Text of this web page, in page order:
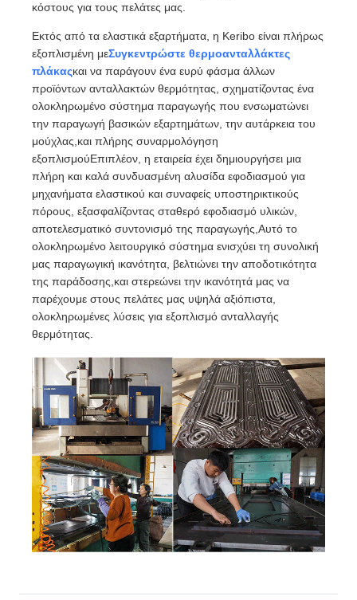
κόστους για τους πελάτες μας.
Εκτός από τα ελαστικά εξαρτήματα, η Keribo είναι πλήρως
εξοπλισμένη μεΣυγκεντρώστε θερμοανταλλάκτες
πλάκαςκαι να παράγουν ένα ευρύ φάσμα άλλων
προϊόντων ανταλλακτών θερμότητας, σχηματίζοντας ένα
ολοκληρωμένο σύστημα παραγωγής που ενσωματώνει
την παραγωγή βασικών εξαρτημάτων, την αυτάρκεια του
μούχλας,και πλήρης συναρμολόγηση
εξοπλισμούΕπιπλέον, η εταιρεία έχει δημιουργήσει μια
πλήρη και καλά συνδυασμένη αλυσίδα εφοδιασμού για
μηχανήματα ελαστικού και συναφείς υποστηρικτικούς
πόρους, εξασφαλίζοντας σταθερό εφοδιασμό υλικών,
αποτελεσματικό συντονισμό της παραγωγής,Αυτό το
ολοκληρωμένο λειτουργικό σύστημα ενισχύει τη συνολική
μας παραγωγική ικανότητα, βελτιώνει την αποδοτικότητα
της παράδοσης,και στερεώνει την ικανότητά μας να
παρέχουμε στους πελάτες μας υψηλά αξιόπιστα,
ολοκληρωμένες λύσεις για εξοπλισμό ανταλλαγής
θερμότητας.